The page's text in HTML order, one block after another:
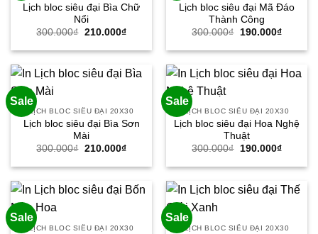
Lịch bloc siêu đại Bìa Chữ
Nổi
300.000₫ Giá
là:
210.000₫Giá
tại
210.000₫.
Lịch bloc siêu đại Mã Đáo
Thành Công
300.000₫
Giá
là:
190.000₫Giá
tại
Sale
LỊCH BLOC SIÊU ĐẠI 20X30
Lịch bloc siêu đại Bìa Sơn
Mài
300.000₫ Giá
là:
210.000₫Giá
tại
210.000₫.
Sale
LỊCH BLOC SIÊU ĐẠI 20X30
Lịch bloc siêu đại Hoa Nghệ
Thuật
300.000₫
Giá
là:
190.000₫Giá
tại
Sale
LỊCH BLOC SIÊU ĐẠI 20X30
Sale
LỊCH BLOC SIÊU ĐẠI 20X30